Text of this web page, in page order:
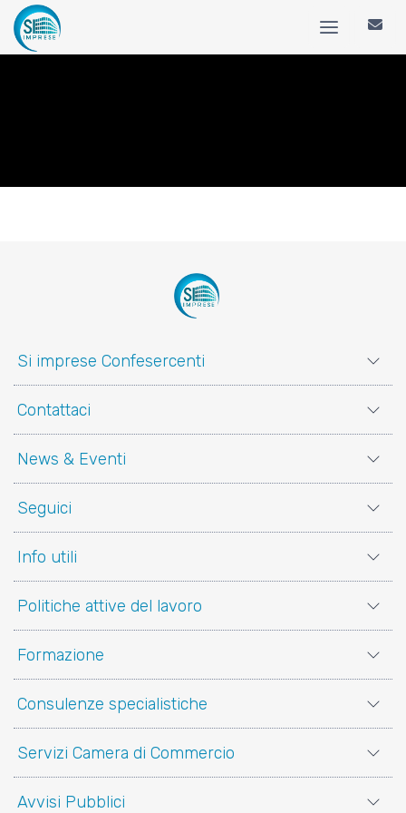
Si imprese Confesercenti
Contattaci
News & Eventi
Seguici
Info utili
Politiche attive del lavoro
Formazione
Consulenze specialistiche
Servizi Camera di Commercio
Avvisi Pubblici